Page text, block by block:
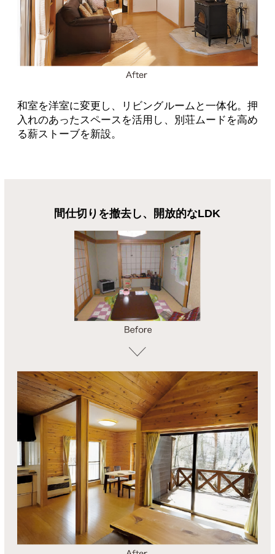
和室を洋室に変更し、リビングルームと一体化。押
入れのあったスペースを活用し、別荘ムードを高め
る薪ストーブを新設。
間仕切りを撤去し、開放的なLDK